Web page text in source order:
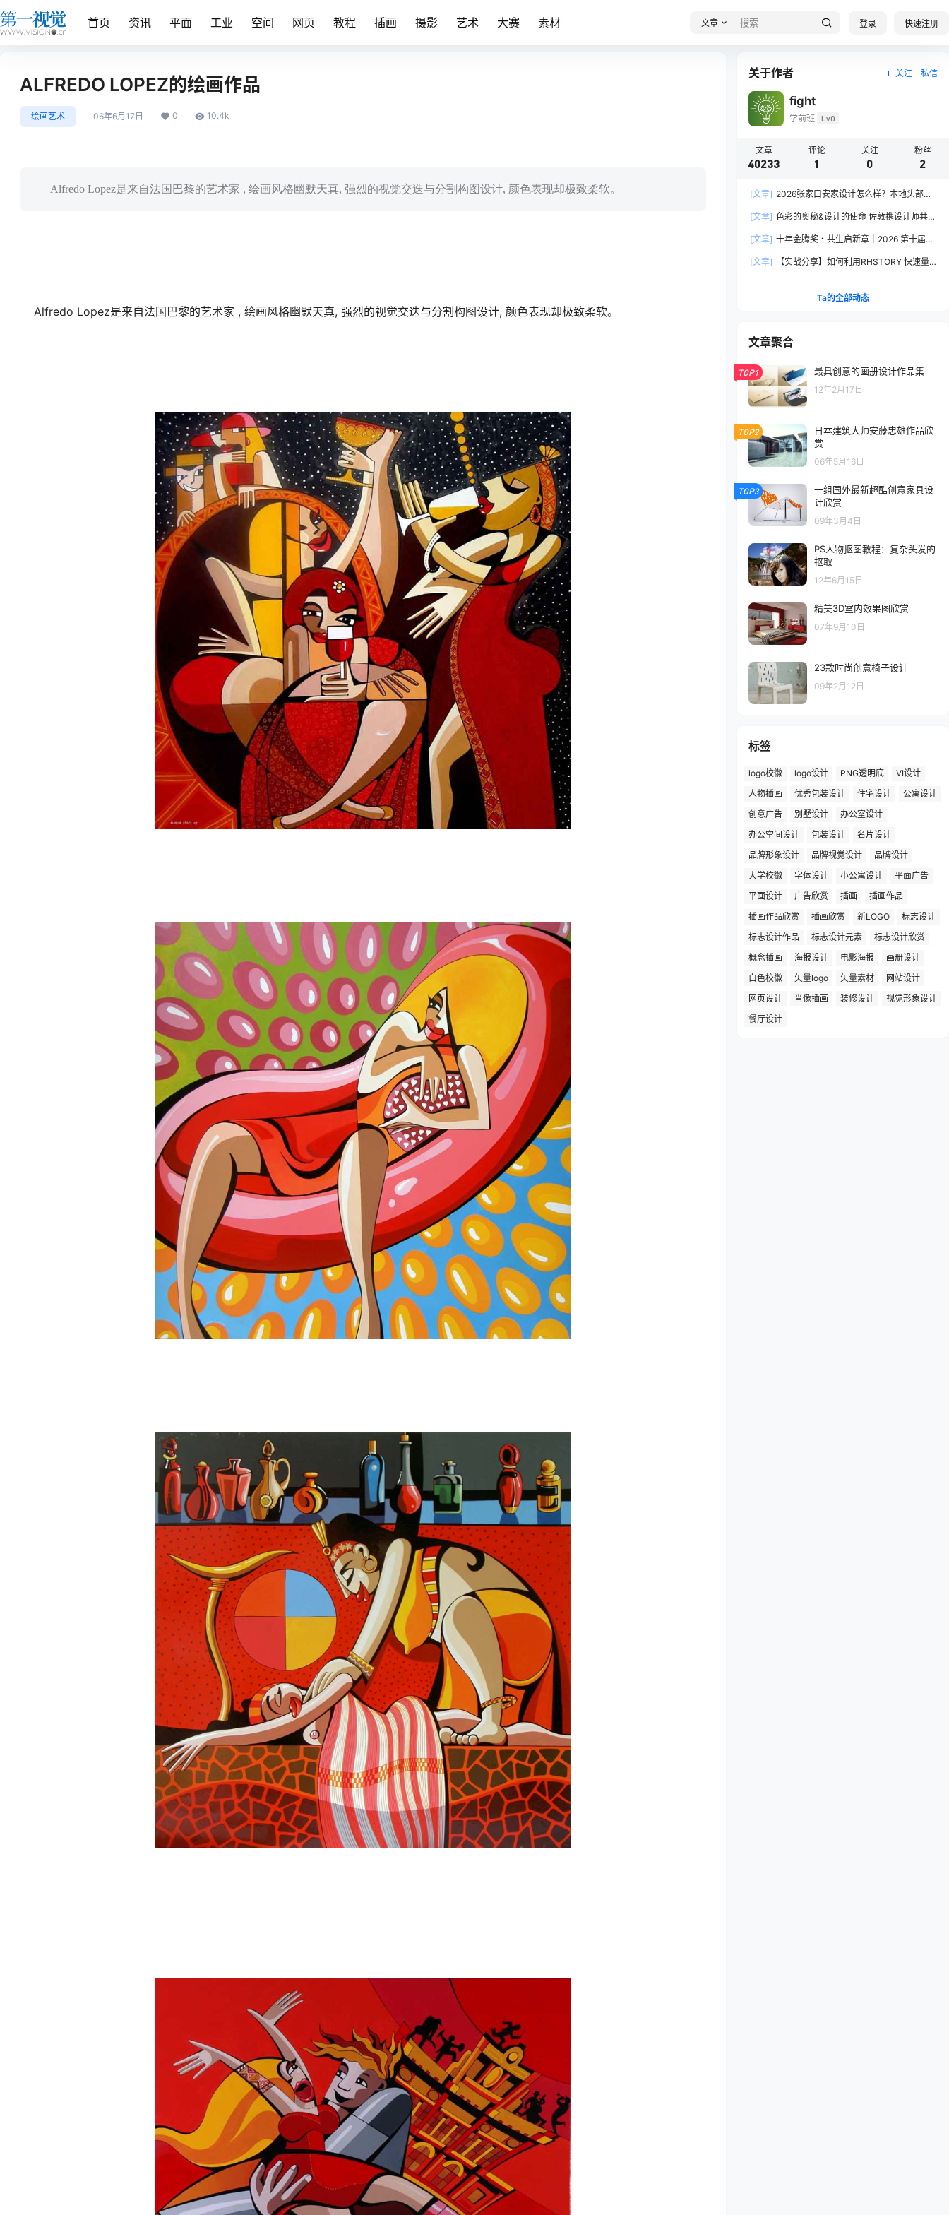
首页 资讯 平面 工业 空间 网页 教程 插画 摄影 艺术 大赛 素材 文章 登录 快速注册
ALFREDO LOPEZ的绘画作品
绘画艺术 06年6月17日 0 10.4k
Alfredo Lopez是来自法国巴黎的艺术家 , 绘画风格幽默天真, 强烈的视觉交迭与分割构图设计, 颜色表现却极致柔软。
Alfredo Lopez是来自法国巴黎的艺术家 , 绘画风格幽默天真, 强烈的视觉交迭与分割构图设计, 颜色表现却极致柔软。
关于作者 关注 私信
fight
学前班 Lv0
文章
40233
评论
1
关注
0
粉丝
2
[文章] 2026张家口安家设计怎么样？本地头部全
[文章] 色彩的奥秘&设计的使命 佐敦携设计师共探
[文章] 十年金腾奖・共生启新章｜2026 第十届金
[文章]
【实战分享】如何利用RHSTORY 快速量
Ta的全部动态
文章聚合
TOP1 最具创意的画册设计作品集
12年2月17日
TOP2
日本建筑大师安藤忠雄作品欣
赏
06年5月16日
TOP3
一组国外最新超酷创意家具设
计欣赏
09年3月4日
PS人物抠图教程：复杂头发的
抠取
12年6月15日
精美3D室内效果图欣赏
07年9月10日
23款时尚创意椅子设计
09年2月12日
标签
logo校徽 logo设计 PNG透明底
VI设计
人物插画
优秀包装设计 住宅设计
公寓设计
创意广告
别墅设计
办公室设计
办公空间设计
包装设计
名片设计
品牌形象设计
品牌视觉设计
品牌设计
大学校徽
字体设计 小公寓设计
平面广告
平面设计
广告欣赏 插画
插画作品
插画作品欣赏
插画欣赏 新LOGO
标志设计
标志设计作品
标志设计元素
标志设计欣赏
概念插画
海报设计 电影海报
画册设计
白色校徽
矢量logo 矢量素材
网站设计
网页设计
肖像插画 装修设计
视觉形象设计
餐厅设计